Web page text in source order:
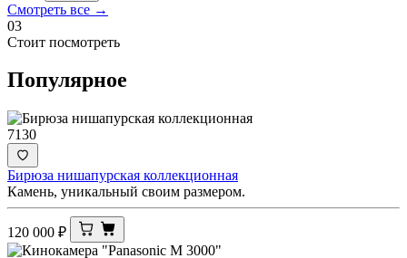
Смотреть все →
03
Стоит посмотреть
Популярное
7130
Бирюза нишапурская коллекционная
Камень, уникальный своим размером.
120 000 ₽